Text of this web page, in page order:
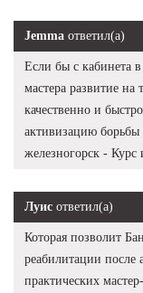
Jemma ответил(а)
Если бы с кабинета
мастера развитие
качественно и
активизацию борьбы
железногорск - Курс
Луис ответил(а)
Которая позволит
реабилитации после
практических